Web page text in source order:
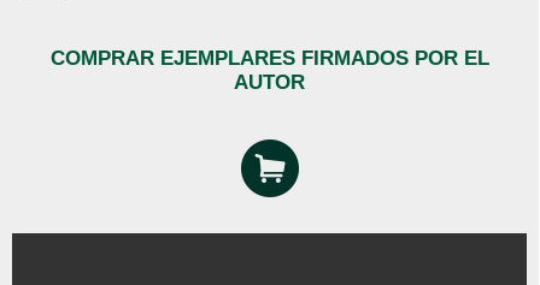
COMPRAR EJEMPLARES FIRMADOS POR EL
AUTOR